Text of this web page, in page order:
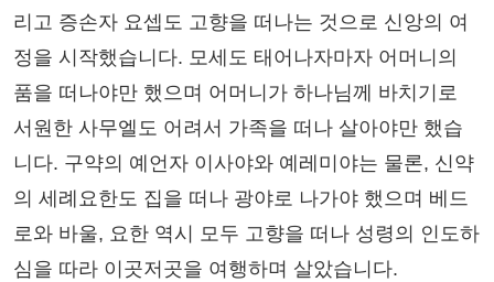
리고 증손자 요셉도 고향을 떠나는 것으로 신앙의 여
정을 시작했습니다. 모세도 태어나자마자 어머니의
품을 떠나야만 했으며 어머니가 하나님께 바치기로
서원한 사무엘도 어려서 가족을 떠나 살아야만 했습
니다. 구약의 예언자 이사야와 예레미야는 물론, 신약
의 세례요한도 집을 떠나 광야로 나가야 했으며 베드
로와 바울, 요한 역시 모두 고향을 떠나 성령의 인도하
심을 따라 이곳저곳을 여행하며 살았습니다.